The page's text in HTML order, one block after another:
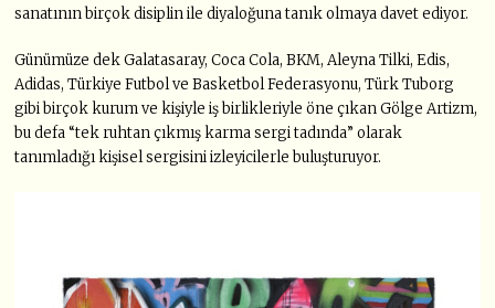
sanatının birçok disiplin ile diyaloğuna tanık olmaya davet ediyor.
Günümüze dek Galatasaray, Coca Cola, BKM, Aleyna Tilki, Edis,
Adidas, Türkiye Futbol ve Basketbol Federasyonu, Türk Tuborg
gibi birçok kurum ve kişiyle iş birlikleriyle öne çıkan Gölge Artizm,
bu defa “tek ruhtan çıkmış karma sergi tadında” olarak
tanımladığı kişisel sergisini izleyicilerle buluşturuyor.